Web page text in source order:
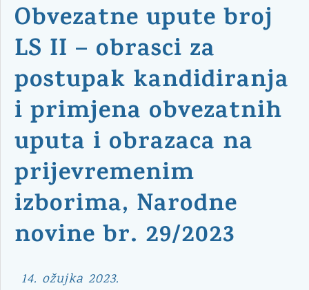
Obvezatne upute broj
LS II – obrasci za
postupak kandidiranja
i primjena obvezatnih
uputa i obrazaca na
prijevremenim
izborima, Narodne
novine br. 29/2023
14. ožujka 2023.